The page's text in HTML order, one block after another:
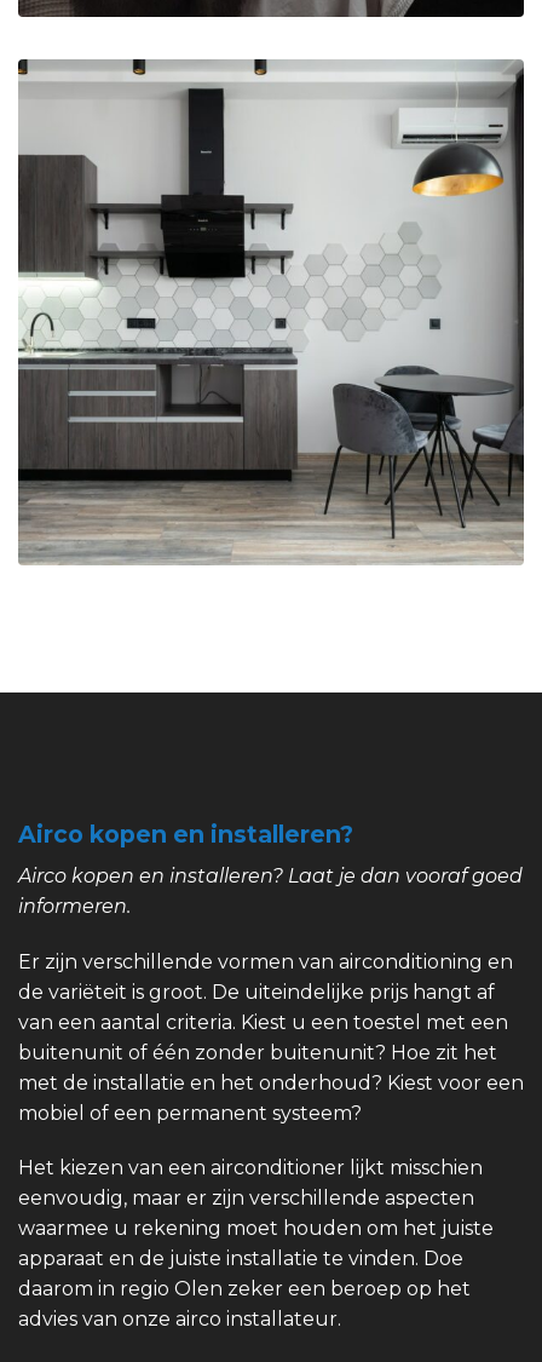
Airco kopen en installeren?
Airco kopen en installeren? Laat je dan vooraf goed
informeren.
Er zijn verschillende vormen van airconditioning en
de variëteit is groot. De uiteindelijke prijs hangt af
van een aantal criteria. Kiest u een toestel met een
buitenunit of één zonder buitenunit? Hoe zit het
met de installatie en het onderhoud? Kiest voor een
mobiel of een permanent systeem?
Het kiezen van een airconditioner lijkt misschien
eenvoudig, maar er zijn verschillende aspecten
waarmee u rekening moet houden om het juiste
apparaat en de juiste installatie te vinden. Doe
daarom in regio Olen zeker een beroep op het
advies van onze airco installateur.